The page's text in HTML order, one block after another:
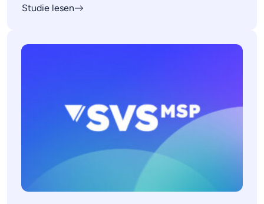
Studie lesen